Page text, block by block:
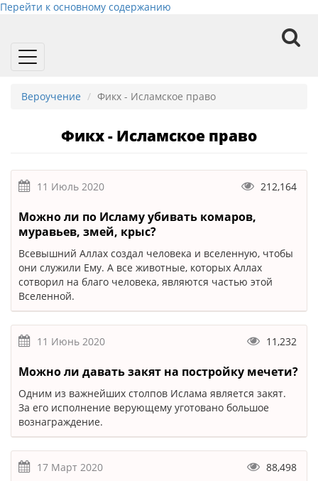
Перейти к основному содержанию
Toggle
Вероучение
Фикх - Исламское право
Фикх - Исламское право
11 Июль 2020 212,164
Можно ли по Исламу убивать комаров,
муравьев, змей, крыс?
Всевышний Аллах создал человека и вселенную, чтобы
они служили Ему. А все животные, которых Аллах
сотворил на благо человека, являются частью этой
Вселенной.
11 Июнь 2020 11,232
Можно ли давать закят на постройку мечети?
Одним из важнейших столпов Ислама является закят.
За его исполнение верующему уготовано большое
вознаграждение.
17 Март 2020 88,498